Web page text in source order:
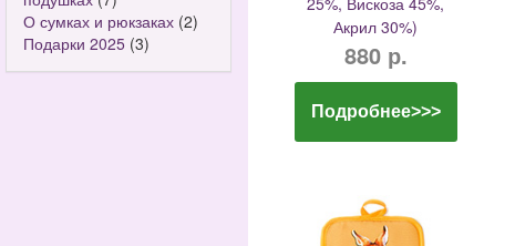
О сумках и рюкзаках (2)
Подарки 2025 (3)
Акрил 30%)
880 р.
Подробнее>>>